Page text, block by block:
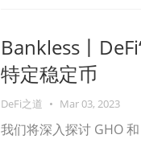
Bankless丨
特定稳定币
DeFi之道 • Mar 03, 2023
我们将深入探讨 GHO